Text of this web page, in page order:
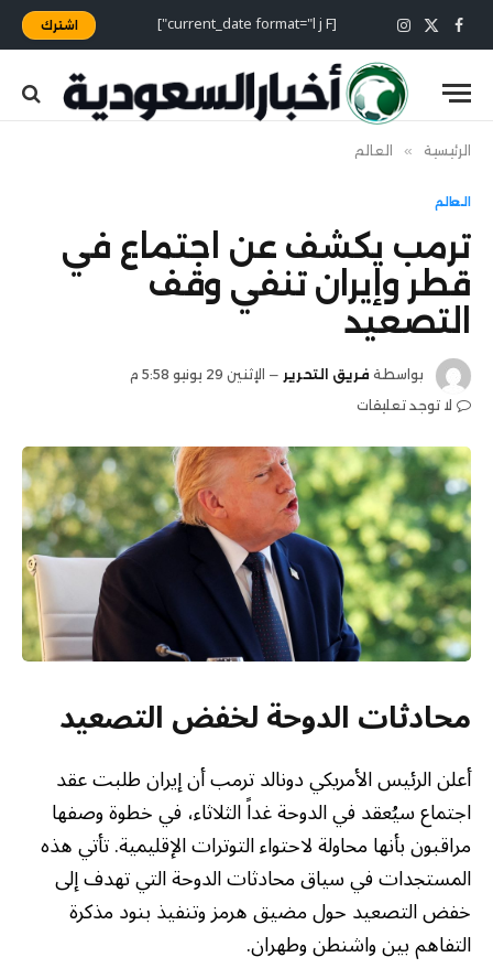
فيسبوك
X
(Twitter)
الانستغرام [current_date format="l j F"] اشترك
الرئيسية » العالم
العالم
ترمب يكشف عن اجتماع في
قطر وإيران تنفي وقف
التصعيد
بواسطة فريق التحرير
الإثنين 29 يونيو 5:58 م
لا توجد تعليقات
محادثات الدوحة لخفض التصعيد
أعلن الرئيس الأمريكي دونالد ترمب أن إيران طلبت عقد
اجتماع سيُعقد في الدوحة غداً الثلاثاء، في خطوة وصفها
مراقبون بأنها محاولة لاحتواء التوترات الإقليمية. تأتي هذه
المستجدات في سياق محادثات الدوحة التي تهدف إلى
خفض التصعيد حول مضيق هرمز وتنفيذ بنود مذكرة
التفاهم بين واشنطن وطهران.